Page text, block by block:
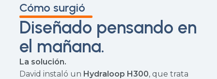
Cómo surgió
Diseñado pensando en
el mañana.
La solución.
David instaló un Hydraloop H300, que trata